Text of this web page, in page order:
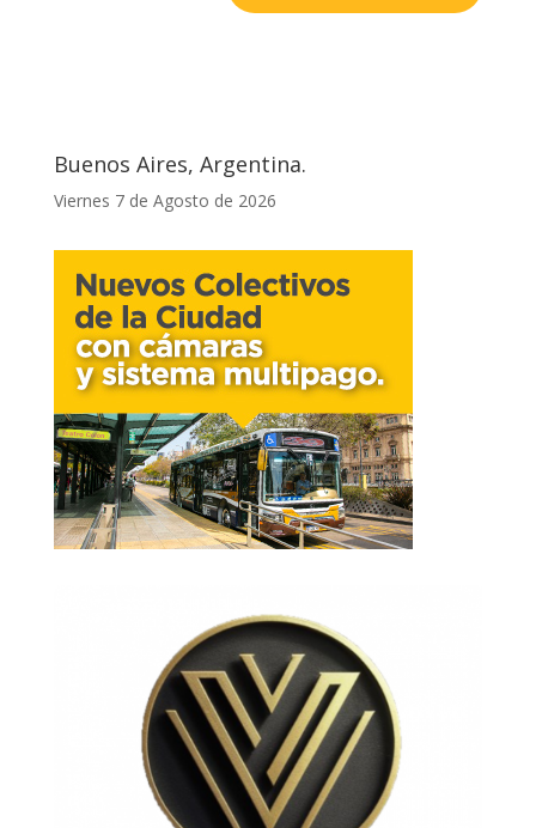
Buenos Aires, Argentina.
Viernes 7 de Agosto de 2026